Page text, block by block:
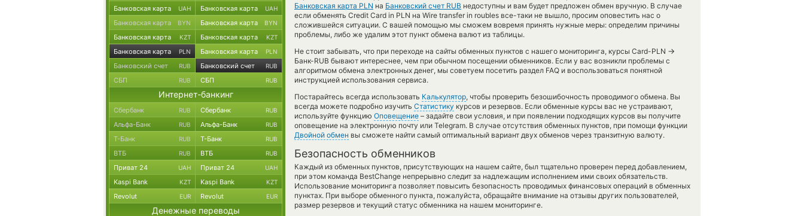
Банковская карта PLN на Банковский счет RUB недоступны и вам будет предложен обмен вручную. В случае
если обменять Credit Card in PLN на Wire transfer in roubles все-таки не вышло, просим оповестить нас о
сложившейся ситуации. С вашей помощью мы сможем вовремя принять нужные меры: определим причины
проблемы, либо же удалим этот пункт обмена валют из таблицы.
Не стоит забывать, что при переходе на сайты обменных пунктов с нашего мониторинга, курсы Card-PLN →
Банк-RUB бывают интереснее, чем при обычном посещении обменников. Если у вас возникли проблемы с
алгоритмом обмена электронных денег, мы советуем посетить раздел FAQ и воспользоваться понятной
инструкцией использования сервиса.
Постарайтесь всегда использовать Калькулятор, чтобы проверить безошибочность проводимого обмена. Вы
всегда можете подробно изучить Статистику курсов и резервов. Если обменные курсы вас не устраивают,
используйте функцию Оповещение – задайте свои условия, и при появлении подходящих курсов вы получите
оповещение на электронную почту или Telegram. В случае отсутствия обменных пунктов, при помощи функции
Двойной обмен вы сможете найти самый оптимальный вариант двух обменов через транзитную валюту.
Безопасность обменников
Каждый из обменных пунктов, присутствующих на нашем сайте, был тщательно проверен перед добавлением,
при этом команда BestChange непрерывно следит за надлежащим исполнением ими своих обязательств.
Использование мониторинга позволяет повысить безопасность проводимых финансовых операций в обменных
пунктах. При выборе обменного пункта, пожалуйста, обращайте внимание на отзывы других пользователей,
размер резервов и текущий статус обменника на нашем мониторинге.
Банковская карта UAH Банковская карта UAH
Банковская карта BYN Банковская карта BYN
Банковская карта KZT Банковская карта KZT
Банковская карта PLN Банковская карта PLN
Банковский счет RUB Банковский счет RUB
СБП RUB СБП RUB
Интернет-банкинг
Сбербанк RUB Сбербанк RUB
Альфа-Банк RUB Альфа-Банк RUB
Т-Банк RUB Т-Банк RUB
ВТБ RUB ВТБ RUB
Приват 24 UAH Приват 24 UAH
Kaspi Bank KZT Kaspi Bank KZT
Revolut EUR Revolut EUR
Денежные переводы